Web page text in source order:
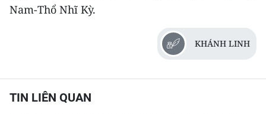
Nam-Thổ Nhĩ Kỳ.
KHÁNH LINH
TIN LIÊN QUAN